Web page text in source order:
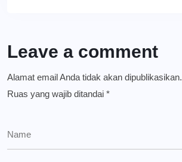
Leave a comment
Alamat email Anda tidak akan dipublikasikan.
Ruas yang wajib ditandai *